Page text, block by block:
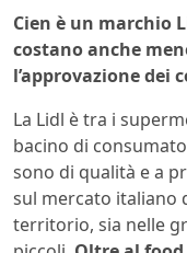
Cien è un marchio
costano anche
l’approvazione dei
La Lidl è tra i
bacino di
sono di qualità e a
sul mercato italiano
territorio, sia nelle